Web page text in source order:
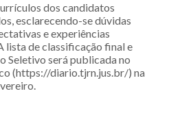
dos candidatos
esclarecendo-se dúvidas
e experiências
lista de classificação final e
Seletivo será publicada no
(https://diario.tjrn.jus.br/) na